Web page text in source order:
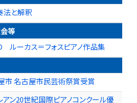
法と解釈
等
ルーカス＝フォスピアノ作品集
市 名古屋市民芸術祭賞受賞
アン20世紀国際ピアノコンクール優